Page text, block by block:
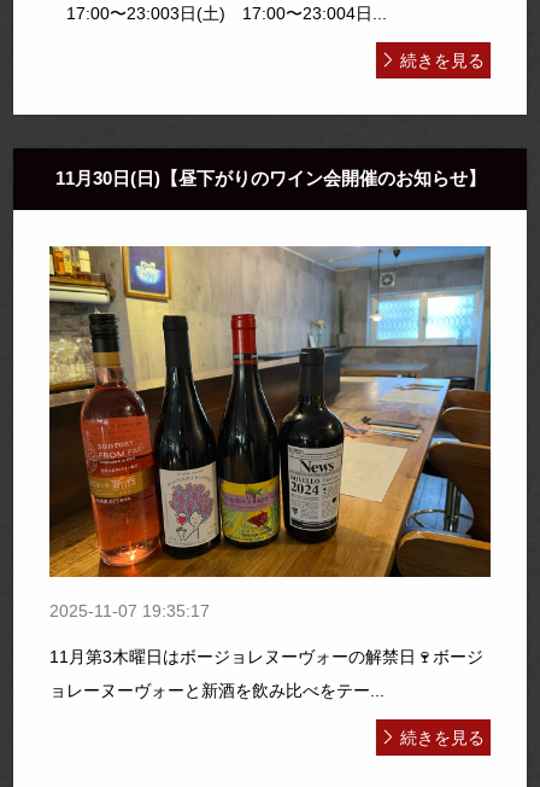
17:00〜23:003日(土) 17:00〜23:004日...
続きを見る
11月30日(日)【昼下がりのワイン会開催のお知らせ】
2025-11-07 19:35:17
11月第3木曜日はボージョレヌーヴォーの解禁日🍷ボージ
ョレーヌーヴォーと新酒を飲み比べをテー...
続きを見る